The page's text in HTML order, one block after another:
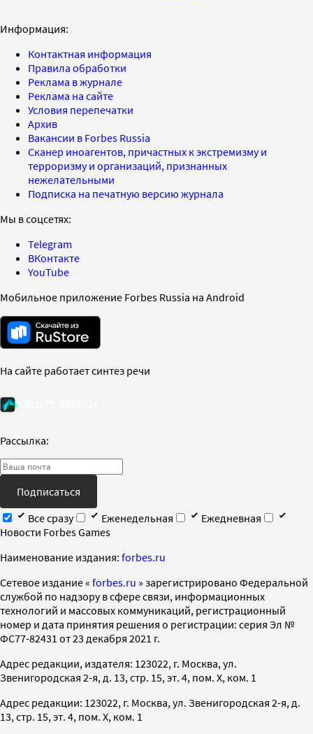
Информация:
Контактная информация
Правила обработки
Реклама в журнале
Реклама на сайте
Условия перепечатки
Архив
Вакансии в Forbes Russia
Сканер иноагентов, причастных к экстремизму и
терроризму и организаций, признанных
нежелательными
Подписка на печатную версию журнала
Мы в соцсетях:
Telegram
ВКонтакте
YouTube
Мобильное приложение Forbes Russia на Android
На сайте работает синтез речи
Рассылка:
Подписаться
Все сразу
Еженедельная
Ежедневная
Новости Forbes Games
Наименование издания: forbes.ru
Cетевое издание « forbes.ru » зарегистрировано Федеральной
службой по надзору в сфере связи, информационных
технологий и массовых коммуникаций, регистрационный
номер и дата принятия решения о регистрации: серия Эл №
ФС77-82431 от 23 декабря 2021 г.
Адрес редакции, издателя: 123022, г. Москва, ул.
Звенигородская 2-я, д. 13, стр. 15, эт. 4, пом. X, ком. 1
Адрес редакции: 123022, г. Москва, ул. Звенигородская 2-я, д.
13, стр. 15, эт. 4, пом. X, ком. 1